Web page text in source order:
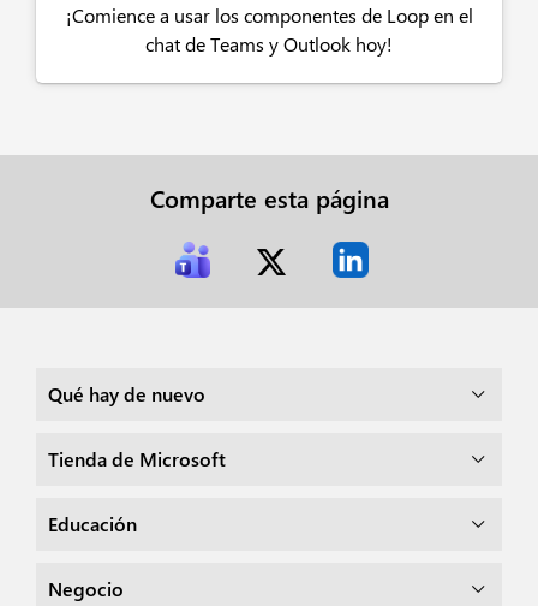
¡Comience a usar los componentes de Loop en el
chat de Teams y Outlook hoy!
Comparte esta página
Qué hay de nuevo
Tienda de Microsoft
Educación
Negocio